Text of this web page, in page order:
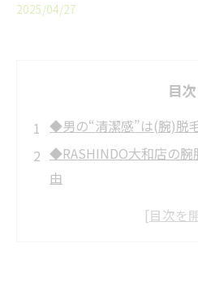
2025/04/27
目次
◆男の“清潔感”は(腕)脱
◆RASHINDO大和店の腕
由
✅1. 完全都度払い制で気